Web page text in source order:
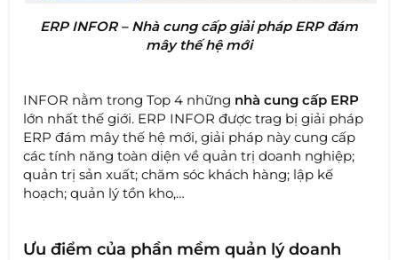
ERP INFOR – Nhà cung cấp giải pháp ERP đám
mây thế hệ mới
INFOR nằm trong Top 4 những nhà cung cấp ERP
lớn nhất thế giới. ERP INFOR được trag bị giải pháp
ERP đám mây thế hệ mới, giải pháp này cung cấp
các tính năng toàn diện về quản trị doanh nghiệp;
quản trị sản xuất; chăm sóc khách hàng; lập kế
hoạch; quản lý tồn kho,…
Ưu điểm của phần mềm quản lý doanh